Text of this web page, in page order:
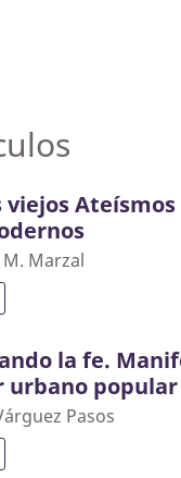
viejos
Marzal
la fe.
urbano
Pasos